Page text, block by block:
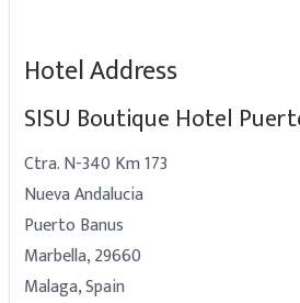
Hotel Address
SISU Boutique Hotel
Ctra. N-340 Km 173
Nueva Andalucia
Puerto Banus
Marbella, 29660
Malaga, Spain